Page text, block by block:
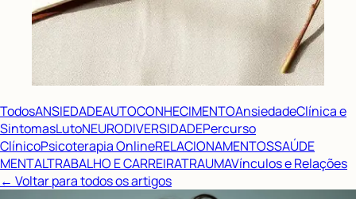
TodosANSIEDADEAUTOCONHECIMENTOAnsiedadeClínica e
SintomasLutoNEURODIVERSIDADEPercurso
ClínicoPsicoterapia OnlineRELACIONAMENTOSSAÚDE
MENTALTRABALHO E CARREIRATRAUMAVínculos e Relações
← Voltar para todos os artigos